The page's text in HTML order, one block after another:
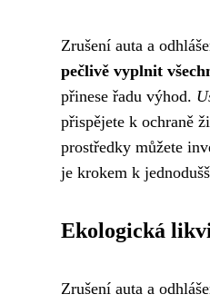
Zrušení auta a
pečlivě vyplnit
přinese řadu výhod.
přispějete k ochraně
prostředky můžete
je krokem k
Ekologická
Zrušení auta a